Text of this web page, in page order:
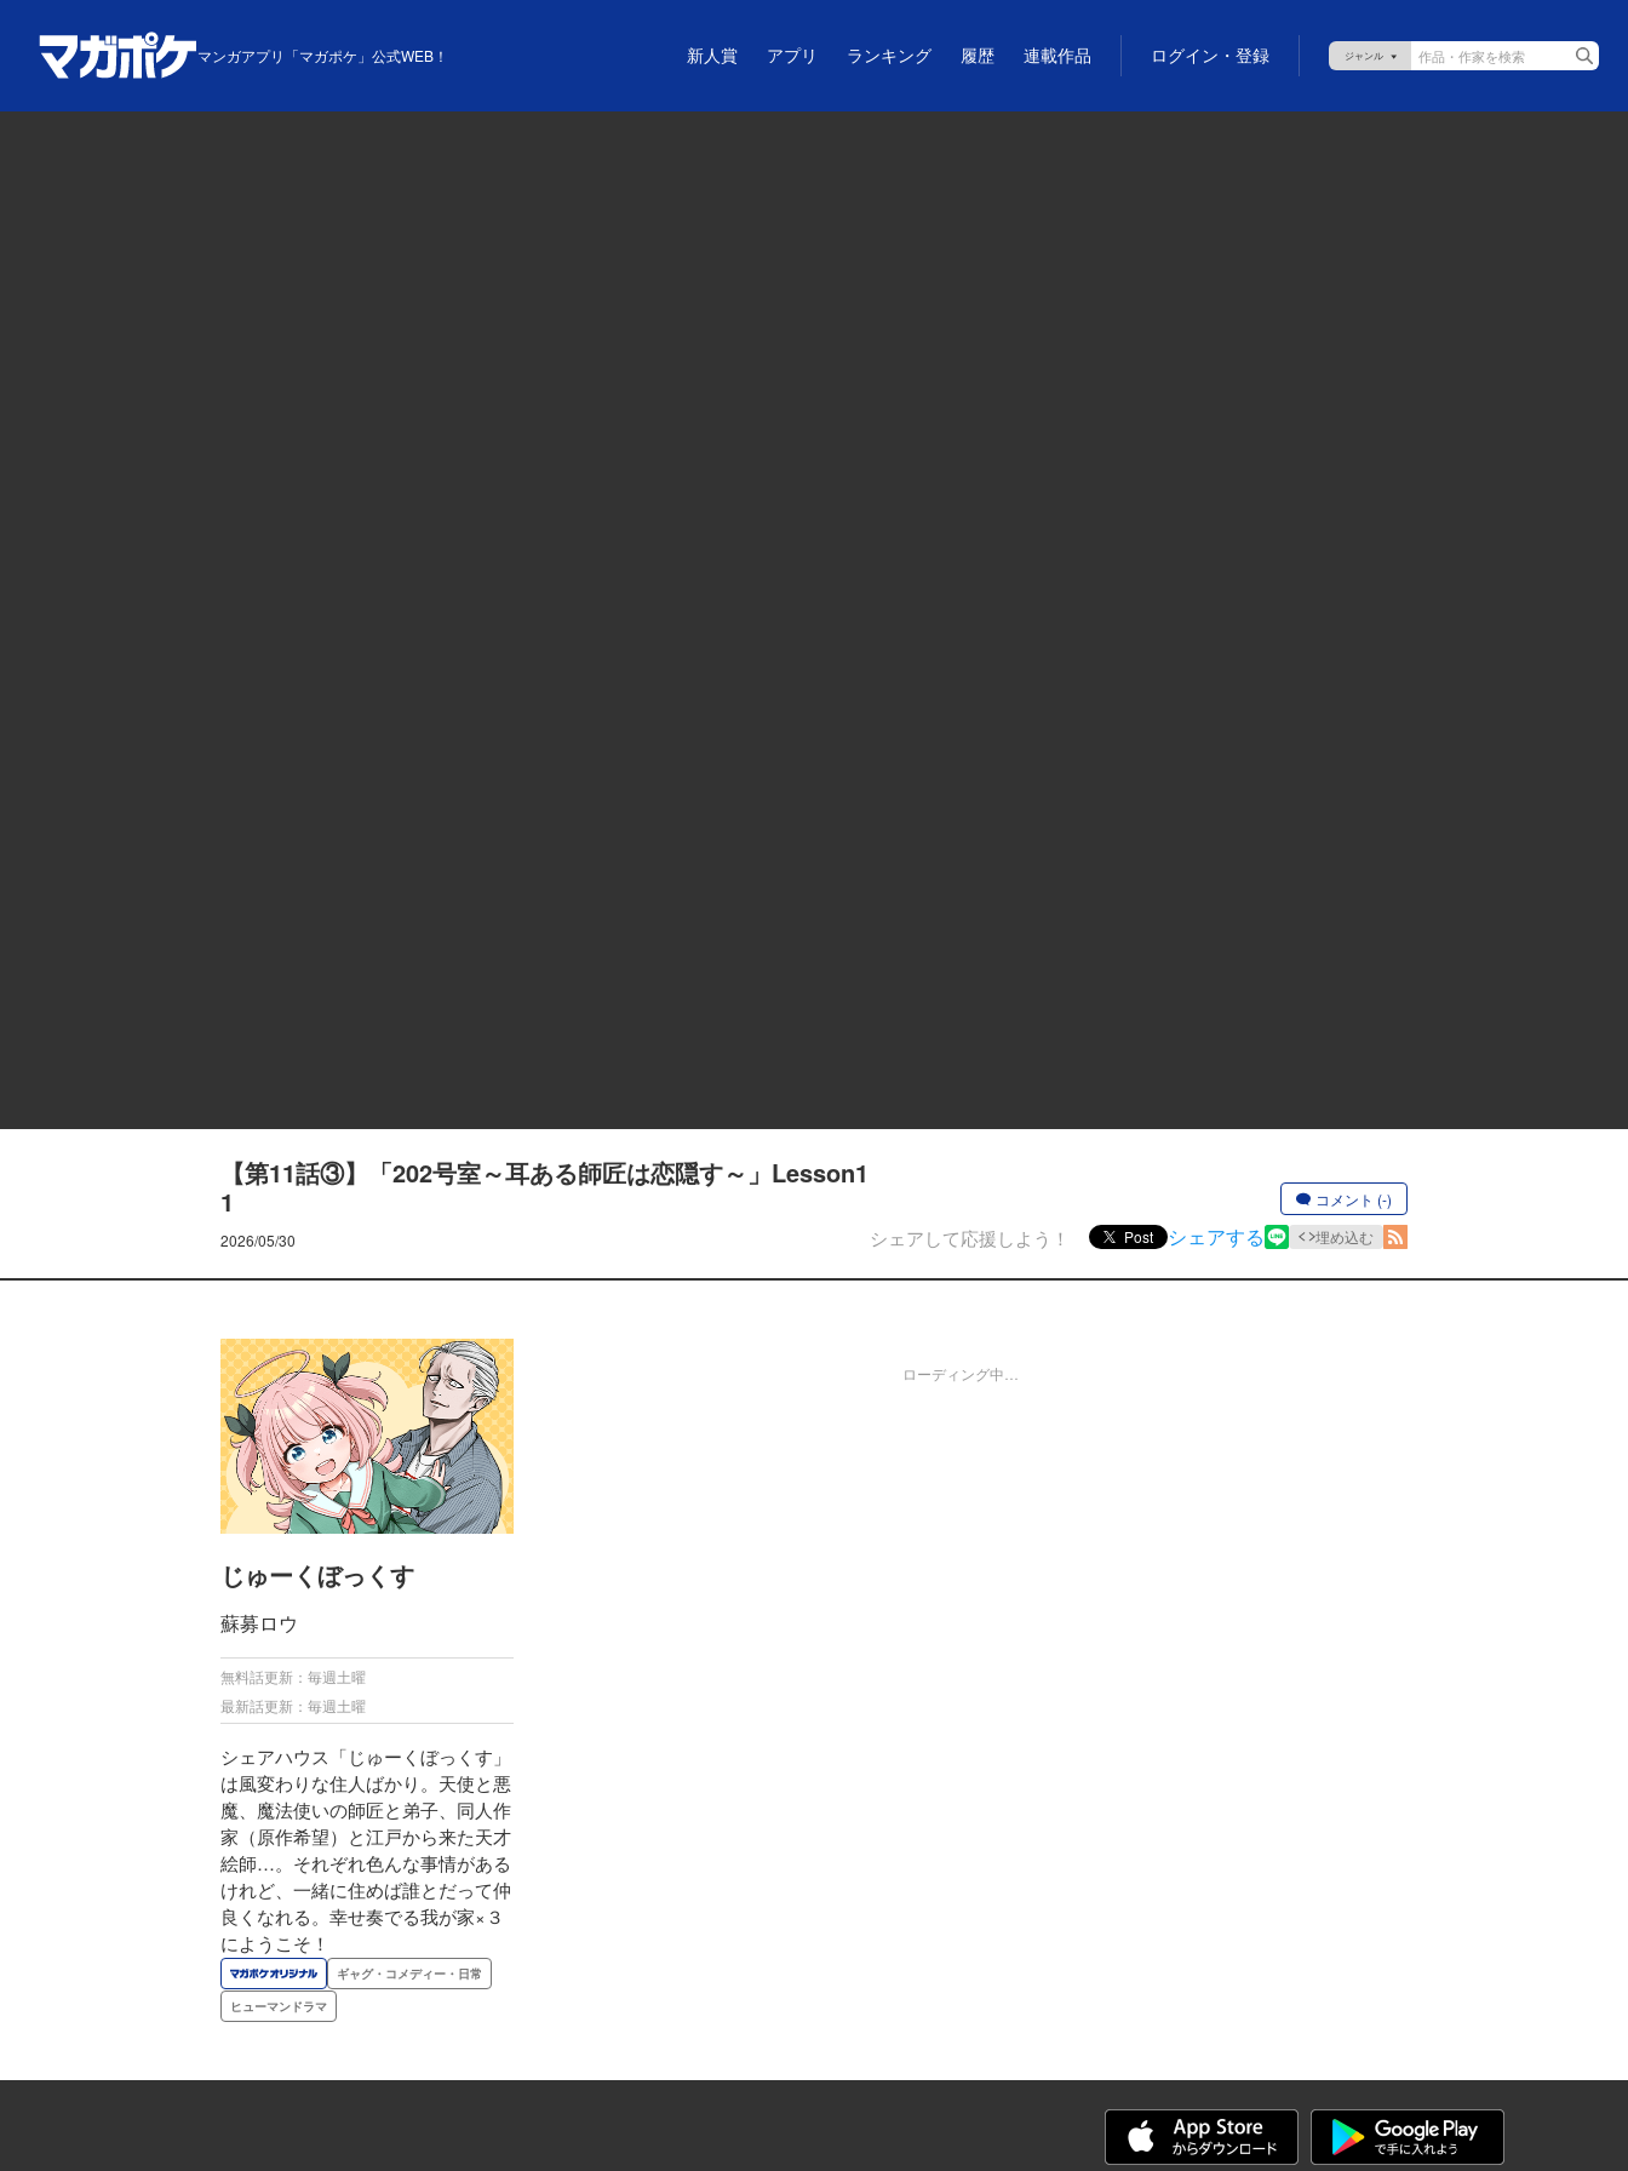
マンガアプリ「マガポケ」公式WEB！ 新人賞 アプリ ランキング 履歴 連載作品 ログイン・登録
【第11話③】「202号室～耳ある師匠は恋隠す～」Lesson1
1
2026/05/30
コメント (-)
シェアして応援しよう！ Post シェアする 埋め込む
じゅーくぼっくす
蘇募ロウ
無料話更新：毎週土曜
最新話更新：毎週土曜
シェアハウス「じゅーくぼっくす」
は風変わりな住人ばかり。天使と悪
魔、魔法使いの師匠と弟子、同人作
家（原作希望）と江戸から来た天才
絵師…。それぞれ色んな事情がある
けれど、一緒に住めば誰とだって仲
良くなれる。幸せ奏でる我が家×３
にようこそ！
ギャグ・コメディー・日常
ヒューマンドラマ
ローディング中…